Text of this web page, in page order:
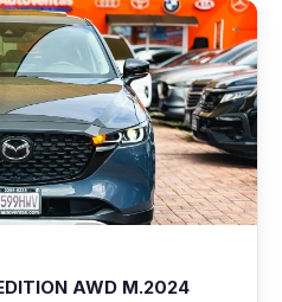
AWD M.2024